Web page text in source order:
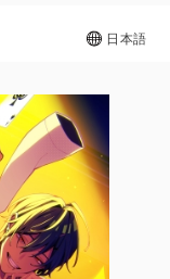
日本語